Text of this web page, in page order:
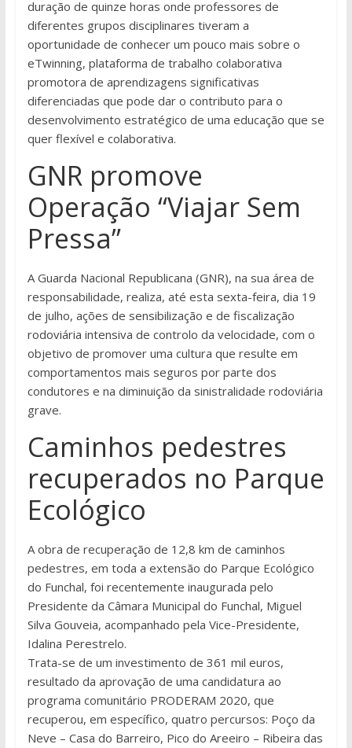
duração de quinze horas onde professores de
diferentes grupos disciplinares tiveram a
oportunidade de conhecer um pouco mais sobre o
eTwinning, plataforma de trabalho colaborativa
promotora de aprendizagens significativas
diferenciadas que pode dar o contributo para o
desenvolvimento estratégico de uma educação que se
quer flexível e colaborativa.
GNR promove
Operação “Viajar Sem
Pressa”
A Guarda Nacional Republicana (GNR), na sua área de
responsabilidade, realiza, até esta sexta-feira, dia 19
de julho, ações de sensibilização e de fiscalização
rodoviária intensiva de controlo da velocidade, com o
objetivo de promover uma cultura que resulte em
comportamentos mais seguros por parte dos
condutores e na diminuição da sinistralidade rodoviária
grave.
Caminhos pedestres
recuperados no Parque
Ecológico
A obra de recuperação de 12,8 km de caminhos
pedestres, em toda a extensão do Parque Ecológico
do Funchal, foi recentemente inaugurada pelo
Presidente da Câmara Municipal do Funchal, Miguel
Silva Gouveia, acompanhado pela Vice-Presidente,
Idalina Perestrelo.
Trata-se de um investimento de 361 mil euros,
resultado da aprovação de uma candidatura ao
programa comunitário PRODERAM 2020, que
recuperou, em específico, quatro percursos: Poço da
Neve – Casa do Barreiro, Pico do Areeiro – Ribeira das